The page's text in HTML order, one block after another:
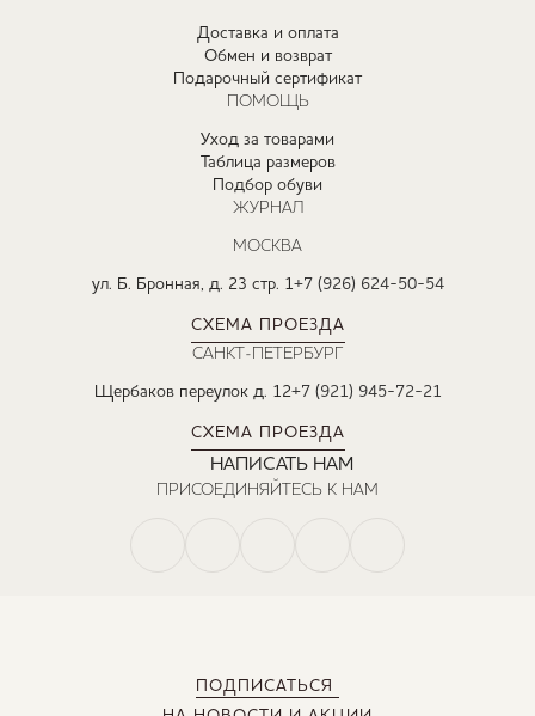
ПОДПИСАТЬСЯ
Доставка и оплата
Обмен и возврат
Подарочный сертификат
ПОМОЩЬ
Уход за товарами
Таблица размеров
Подбор обуви
ЖУРНАЛ
МОСКВА
ул. Б. Бронная, д. 23 стр. 1+7 (926) 624-50-54
СХЕМА ПРОЕЗДА
САНКТ-ПЕТЕРБУРГ
Щербаков переулок д. 12+7 (921) 945-72-21
СХЕМА ПРОЕЗДА
НАПИСАТЬ НАМ
ПРИСОЕДИНЯЙТЕСЬ К НАМ